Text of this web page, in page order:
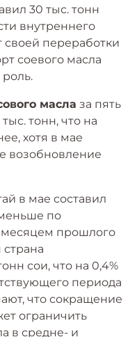
30 тыс. тонн
внутреннего
своей переработки
соевого масла
масла за пять
тонн, что на
хотя в мае
возобновление
в мае составил
меньше по
прошлого
сои, что на 0,4%
периода
что сокращение
ограничить
в средне- и